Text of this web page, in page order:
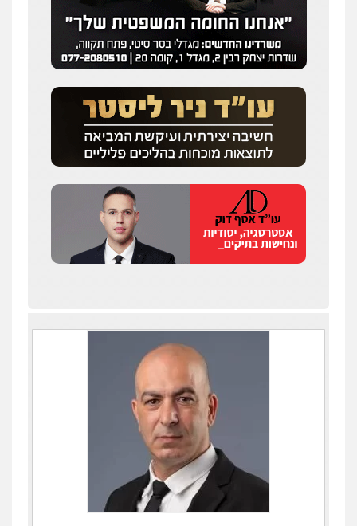
פלילי כלכלי אלימות סמים מעצרים
0525544654
פלילי עורכי דין לענייני אסירים תעבורה
0507120031
עו"ד רונן בנדל
משפט פלילי פשיעה חמורה פלילי
0524282442
מנשה, אלמוג – עורכי דין
ויקי שמואל – משרד עו"ד
משפט פלילי
0528959600
עו"ד זוהר ארבל
פלילי פשיעה חמורה
קטינים
0538788878